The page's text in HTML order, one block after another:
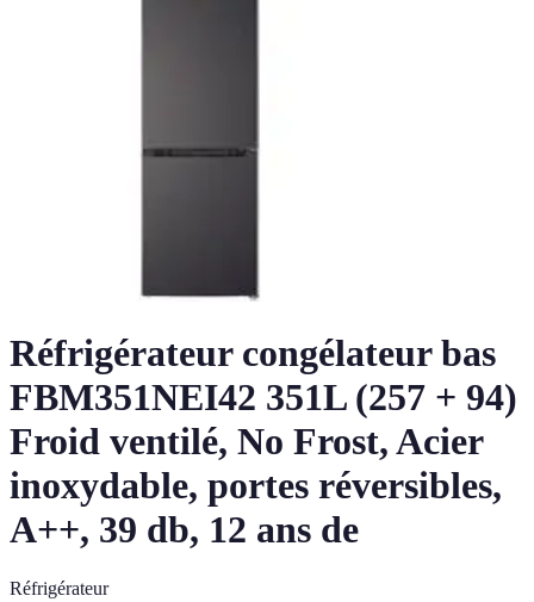
Réfrigérateur congélateur bas
FBM351NEI42 351L (257 + 94)
Froid ventilé, No Frost, Acier
inoxydable, portes réversibles,
A++, 39 db, 12 ans de
Réfrigérateur